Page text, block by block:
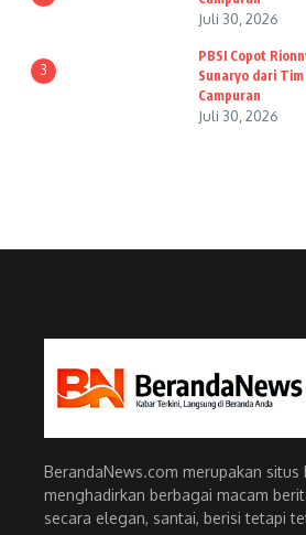
Juli 30, 2026
3
PBSI Copot
Sunaryo dari
Campuran
Juli 30, 2026
BerandaNews.com merupakan situs
menghadirkan berbagai macam
secara elegan, santai, berisi tetapi